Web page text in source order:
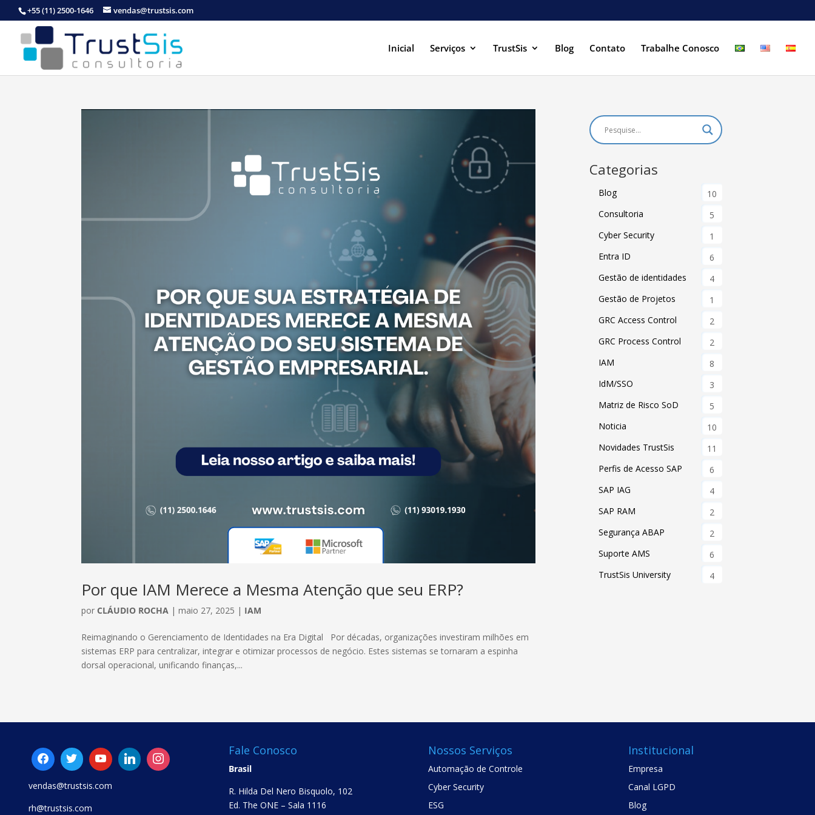
+55 (11) 2500-1646 vendas@trustsis.com
Inicial Serviços TrustSis Blog Contato Trabalhe Conosco
Por que IAM Merece a Mesma Atenção que seu ERP?
por CLÁUDIO ROCHA |maio 27, 2025 | IAM
Reimaginando o Gerenciamento de Identidades na Era Digital Por décadas, organizações investiram milhões em
sistemas ERP para centralizar, integrar e otimizar processos de negócio. Estes sistemas se tornaram a espinha
dorsal operacional, unificando finanças,...
Categorias
Blog
10
Consultoria
5
Cyber Security
1
Entra ID
6
Gestão de identidades
4
Gestão de Projetos
1
GRC Access Control
2
GRC Process Control
2
IAM
8
IdM/SSO
3
Matriz de Risco SoD
5
Noticia
10
Novidades TrustSis
11
Perfis de Acesso SAP
6
SAP IAG
4
SAP RAM
2
Segurança ABAP
2
Suporte AMS
6
TrustSis University
4
vendas@trustsis.com
rh@trustsis.com
Fale Conosco
Brasil
R. Hilda Del Nero Bisquolo, 102
Ed. The ONE – Sala 1116
Nossos Serviços
Automação de Controle
Cyber Security
ESG
Institucional
Empresa
Canal LGPD
Blog